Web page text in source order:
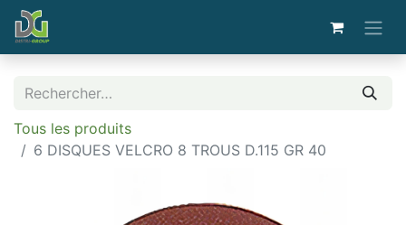
Tous les produits
6 DISQUES VELCRO 8 TROUS D.115 GR 40